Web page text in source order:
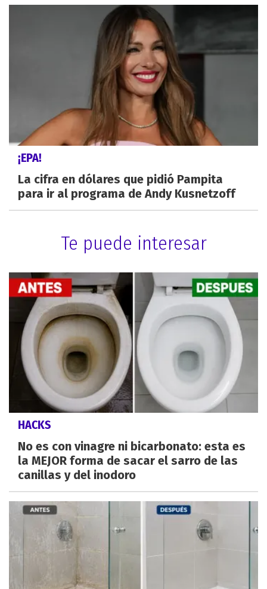
¡EPA!
La cifra en dólares que pidió Pampita
para ir al programa de Andy Kusnetzoff
Te puede interesar
HACKS
No es con vinagre ni bicarbonato: esta es
la MEJOR forma de sacar el sarro de las
canillas y del inodoro